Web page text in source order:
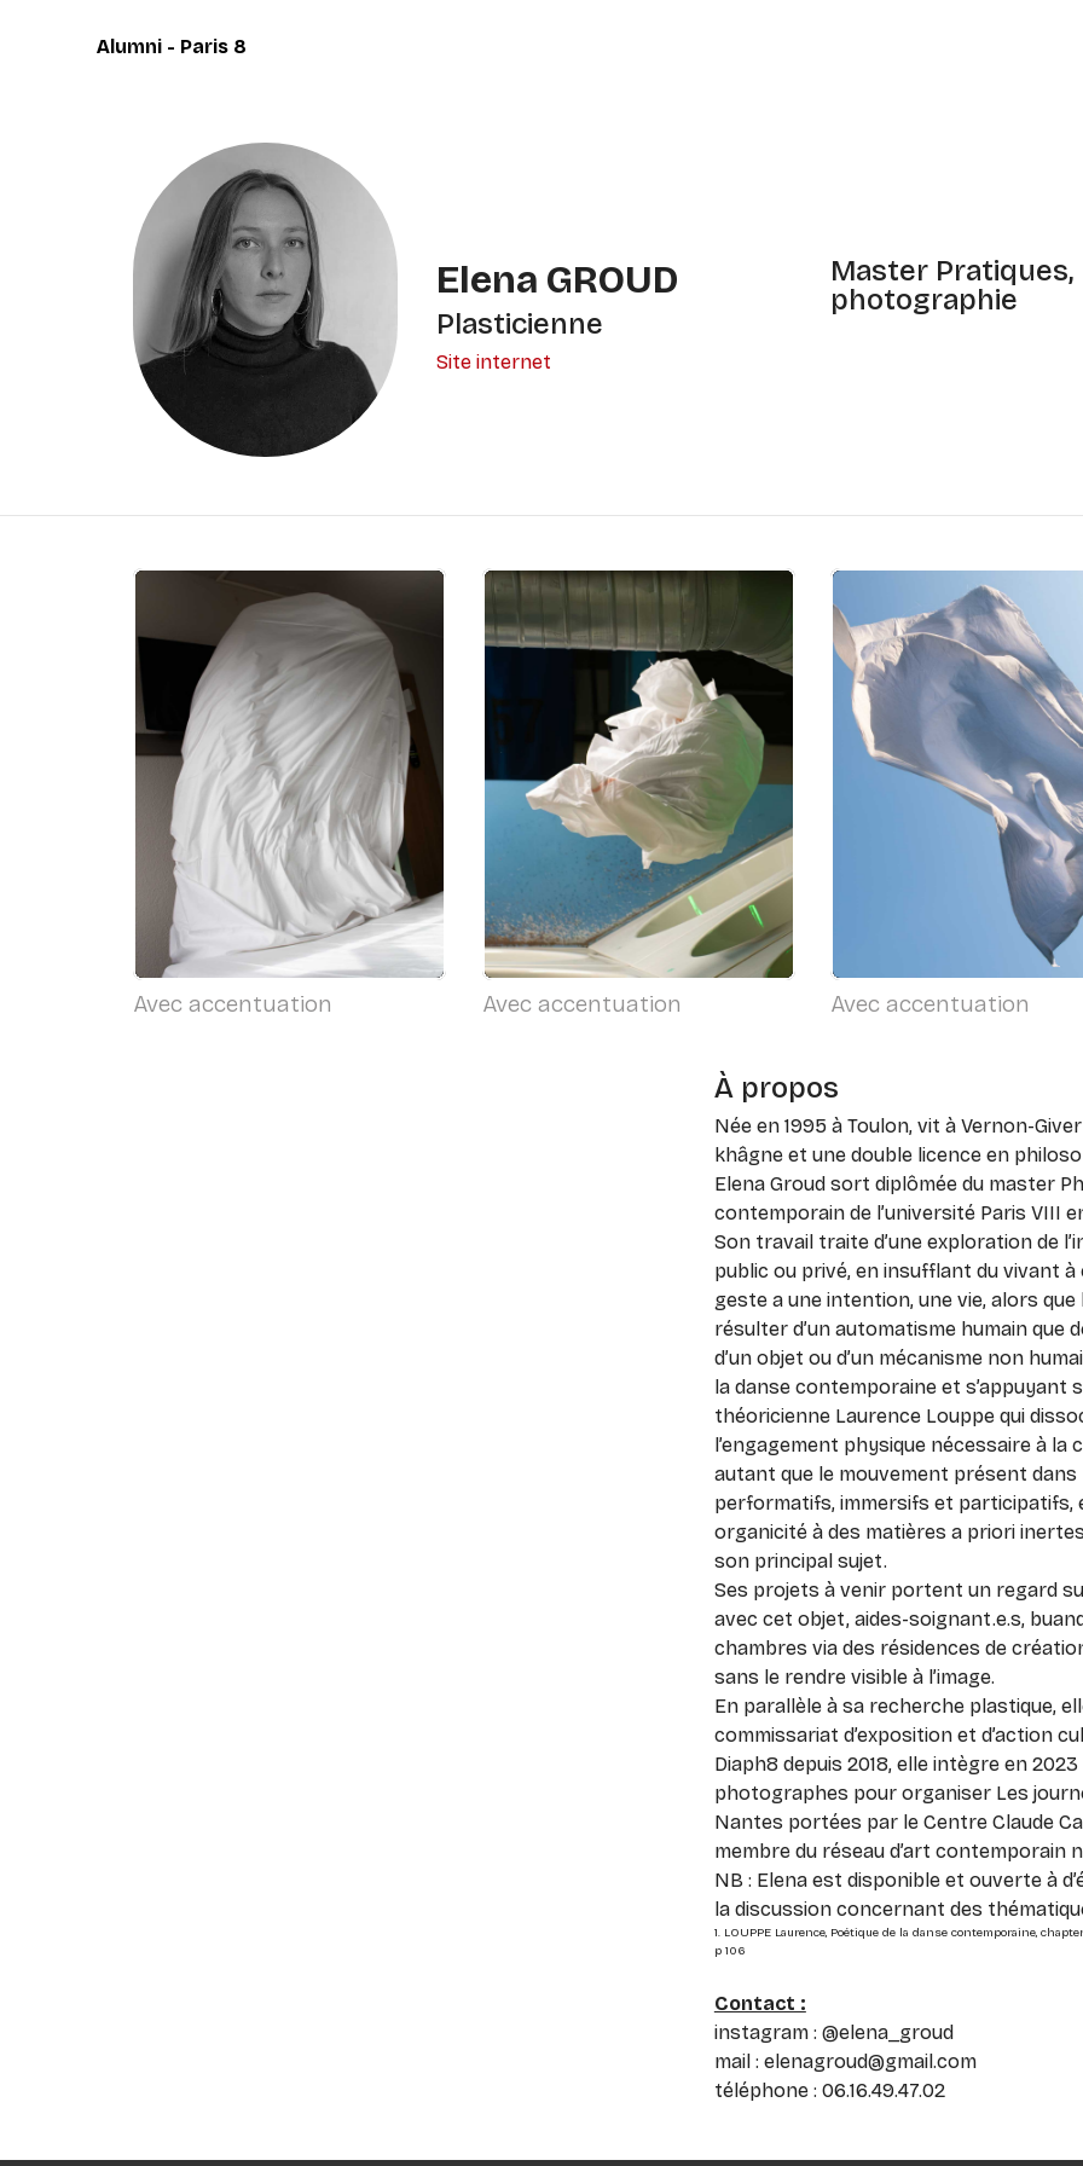
Alumni - Paris 8
Elena GROUD
Plasticienne
Site internet
Master Pratiques,
photographie
Avec accentuation Avec accentuation Avec accentuation
À propos
Née en 1995 à Toulon, vit à Vernon-
khâgne et une double licence en
Elena Groud sort diplômée du master
contemporain de l’université Paris VIII
Son travail traite d’une exploration de
public ou privé, en insufflant du vivant à
geste a une intention, une vie, alors
résulter d’un automatisme humain que
d’un objet ou d’un mécanisme non
la danse contemporaine et s’appuyant
théoricienne Laurence Louppe qui
l’engagement physique nécessaire à la
autant que le mouvement présent dans
performatifs, immersifs et participatifs,
organicité à des matières a priori
son principal sujet.
Ses projets à venir portent un regard
avec cet objet, aides-soignant.e.s,
chambres via des résidences de
sans le rendre visible à l’image.
En parallèle à sa recherche plastique,
commissariat d’exposition et d’action
Diaph8 depuis 2018, elle intègre en
photographes pour organiser Les
Nantes portées par le Centre Claude
membre du réseau d’art contemporain
NB : Elena est disponible et ouverte à
la discussion concernant des
1. LOUPPE Laurence, Poétique de la danse contemporaine,
p 106
Contact :
instagram : @elena_groud
mail : elenagroud@gmail.com
téléphone : 06.16.49.47.02